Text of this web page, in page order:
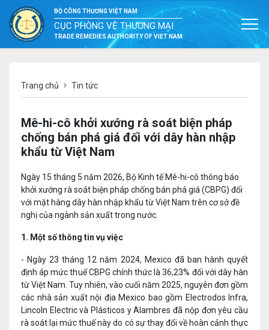
BỘ CÔNG THƯƠNG VIỆT NAM
CỤC PHÒNG VỆ THƯƠNG MẠI
TRADE REMEDIES AUTHORITY OF VIET NAM
Trang chủ Tin tức
Mê-hi-cô khởi xướng rà soát biện pháp
chống bán phá giá đối với dây hàn nhập
khẩu từ Việt Nam
Ngày 15 tháng 5 năm 2026, Bộ Kinh tế Mê-hi-cô thông báo
khởi xướng rà soát biện pháp chống bán phá giá (CBPG) đối
với mặt hàng dây hàn nhập khẩu từ Việt Nam trên cơ sở đề
nghị của ngành sản xuất trong nước.
1. Một số thông tin vụ việc
- Ngày 23 tháng 12 năm 2024, Mexico đã ban hành quyết
định áp mức thuế CBPG chính thức là 36,23% đối với dây hàn
từ Việt Nam. Tuy nhiên, vào cuối năm 2025, nguyên đơn gồm
các nhà sản xuất nội địa Mexico bao gồm Electrodos Infra,
Lincoln Electric và Plásticos y Alambres đã nộp đơn yêu cầu
rà soát lại mức thuế này do có sự thay đổi về hoàn cảnh thực